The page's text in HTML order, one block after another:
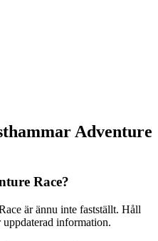
Adventure
Race?
är ännu inte fastställt. Håll
information.